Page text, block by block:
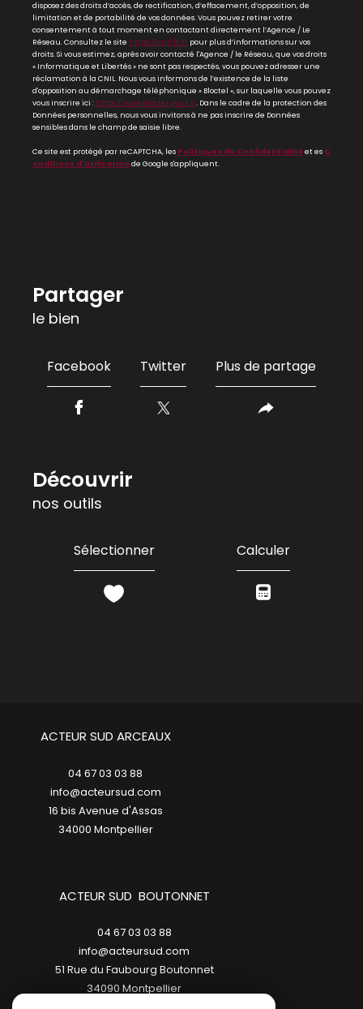
disposez des droits d’accès, de rectification, d’effacement, d’opposition, de
limitation et de portabilité de vos données. Vous pouvez retirer votre
consentement à tout moment en contactant directement l’Agence / Le
Réseau. Consultez le site https://cnil.fr/fr pour plus d’informations sur vos
droits. Si vous estimez, après avoir contacté l'Agence / le Réseau, que vos droits
« Informatique et Libertés » ne sont pas respectés, vous pouvez adresser une
réclamation à la CNIL. Nous vous informons de l’existence de la liste
d'opposition au démarchage téléphonique « Bloctel », sur laquelle vous pouvez
vous inscrire ici : https://www.bloctel.gouv.fr. Dans le cadre de la protection des
Données personnelles, nous vous invitons à ne pas inscrire de Données
sensibles dans le champ de saisie libre.
Ce site est protégé par reCAPTCHA, les Politiques de Confidentialitéet es C
onditions d'utilisation de Google s'appliquent.
partager
le bien
Facebook Twitter Plus de partage
découvrir
nos outils
Sélectionner Calculer
ACTEUR SUD ARCEAUX
04 67 03 03 88
info@acteursud.com
16 bis Avenue d'Assas
34000
montpellier
ACTEUR SUD BOUTONNET
04 67 03 03 88
info@acteursud.com
51 Rue du Faubourg Boutonnet
34090 montpellier